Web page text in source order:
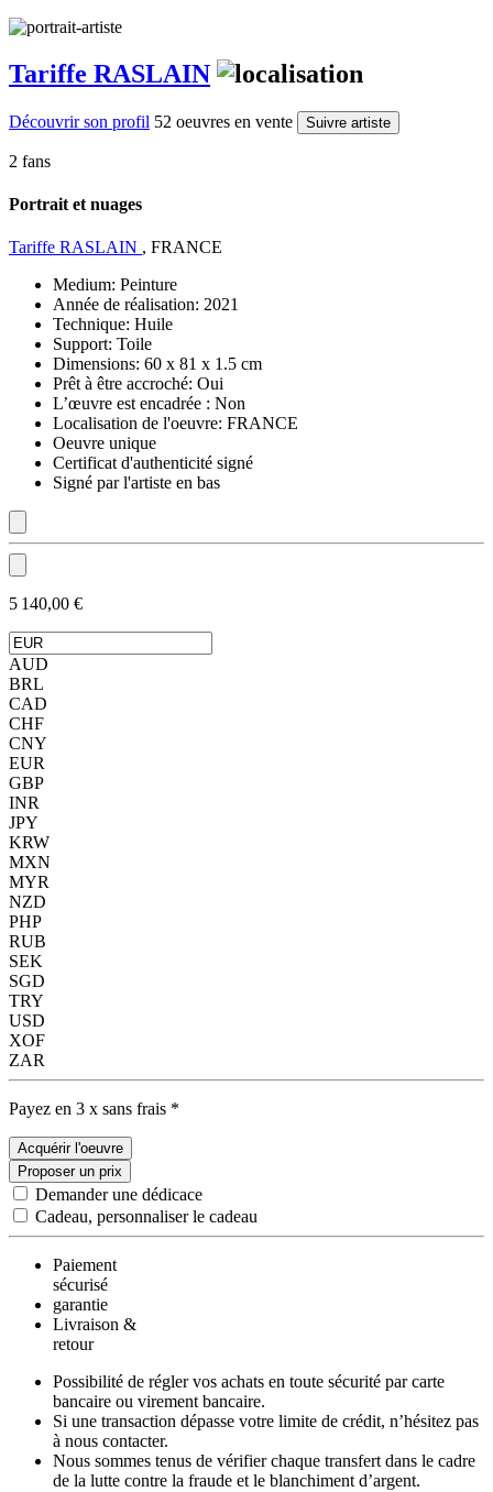
Tariffe RASLAIN
Découvrir son profil 52 oeuvres en vente Suivre artiste
2 fans
Portrait et nuages
Tariffe RASLAIN , FRANCE
Medium: Peinture
Année de réalisation: 2021
Technique: Huile
Support: Toile
Dimensions: 60 x 81 x 1.5 cm
Prêt à être accroché: Oui
L’œuvre est encadrée : Non
Localisation de l'oeuvre: FRANCE
Oeuvre unique
Certificat d'authenticité signé
Signé par l'artiste en bas
5 140,00 €
AUD
BRL
CAD
CHF
CNY
EUR
GBP
INR
JPY
KRW
MXN
MYR
NZD
PHP
RUB
SEK
SGD
TRY
USD
XOF
ZAR
Payez en 3 x sans frais *
Acquérir l'oeuvre
Proposer un prix
Demander une dédicace
Cadeau, personnaliser le cadeau
Paiement
sécurisé
garantie
Livraison &
retour
Possibilité de régler vos achats en toute sécurité par carte
bancaire ou virement bancaire.
Si une transaction dépasse votre limite de crédit, n’hésitez pas
à nous contacter.
Nous sommes tenus de vérifier chaque transfert dans le cadre
de la lutte contre la fraude et le blanchiment d’argent.